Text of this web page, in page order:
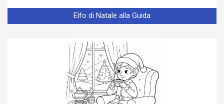
Elfo di Natale alla Guida